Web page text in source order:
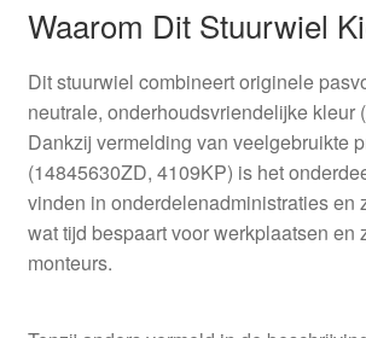
Waarom Dit Stuurwiel
Dit stuurwiel combineert originele
neutrale, onderhoudsvriendelijke kleur
Dankzij vermelding van veelgebruikte
(14845630ZD, 4109KP) is het
vinden in onderdelenadministraties en
wat tijd bespaart voor werkplaatsen en
monteurs.